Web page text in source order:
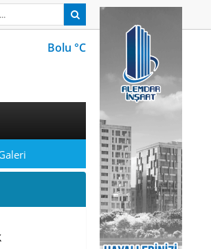
Bolu °C